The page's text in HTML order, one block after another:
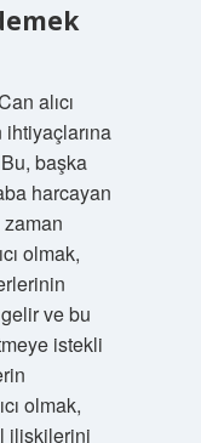
alıcı
ihtiyaçlarına
başka
harcayan
olmak,
ve bu
istekli
olmak,
ilişkilerini